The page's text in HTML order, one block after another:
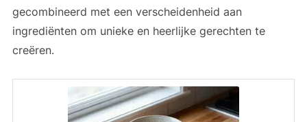
gecombineerd met een verscheidenheid aan
ingrediënten om unieke en heerlijke gerechten te
creëren.